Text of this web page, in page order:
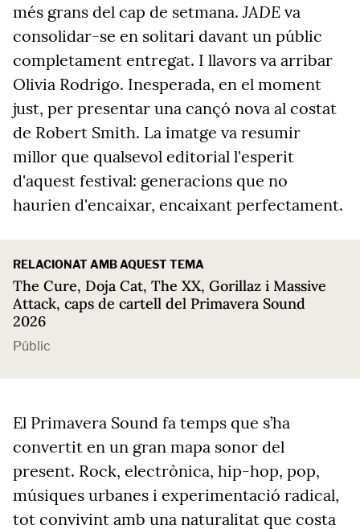
més grans del cap de setmana.JADE va
consolidar-se en solitari davant un públic
completament entregat. I llavors va arribar
Olivia Rodrigo. Inesperada, en el moment
just, per presentar una cançó nova al costat
de Robert Smith. La imatge va resumir
millor que qualsevol editorial l'esperit
d'aquest festival: generacions que no
haurien d'encaixar, encaixant perfectament.
RELACIONAT AMB AQUEST TEMA
The Cure, Doja Cat, The XX, Gorillaz i Massive
Attack, caps de cartell del Primavera Sound
2026
Públic
El Primavera Sound fa temps que s’ha
convertit en un gran mapa sonor del
present. Rock, electrònica, hip-hop, pop,
músiques urbanes i experimentació radical,
tot convivint amb una naturalitat que costa